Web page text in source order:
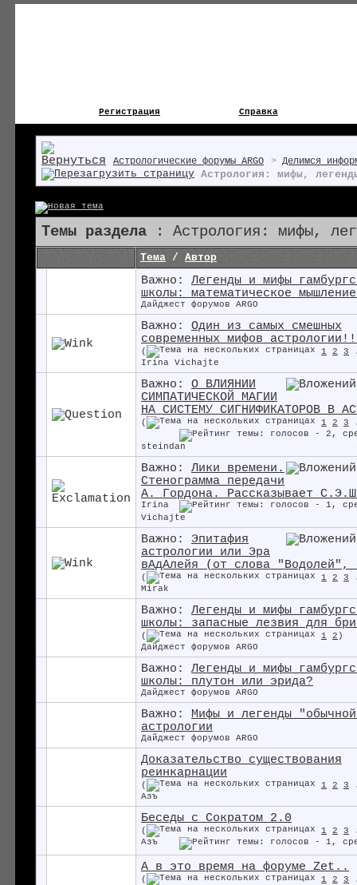
Регистрация Справка
Астрологические форумы ARGO > Делимся
Астрология: мифы,
Темы раздела : Астрология: мифы,
Тема / Автор
Важно: Легенды и мифы
школы: математическое
Дайджест форумов ARGO
Важно: Один из самых смешных
современных мифов
( 1 2 3
Irina Vichajte
Важно: О ВЛИЯНИИ
СИМПАТИЧЕСКОЙ МАГИИ
НА СИСТЕМУ СИГНИФИКАТОРОВ В
( 1 2 3
steindan
Важно: Лики времени.
Стенограмма передачи
А. Гордона. Рассказывает
Irina
Vichajte
Важно: Эпитафия
астрологии или Эра
вАдАлейя (от слова
( 1 2 3
Mirak
Важно: Легенды и мифы
школы: запасные лезвия для
( 1 2 )
Дайджест форумов ARGO
Важно: Легенды и мифы
школы: плутон или эрида?
Дайджест форумов ARGO
Важно:
Мифы и легенды
астрологии
Дайджест форумов ARGO
Доказательство существования
реинкарнации
( 1 2 3
Азъ
Беседы с Сократом 2.0
( 1 2 3
Азъ
А в это время на форуме Zet..
( 1 2 3